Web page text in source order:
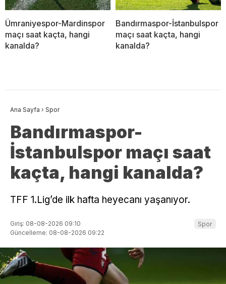
Ümraniyespor-Mardinspor
maçı saat kaçta, hangi
kanalda?
Bandırmaspor-İstanbulspor
maçı saat kaçta, hangi
kanalda?
Ana Sayfa › Spor
Bandırmaspor-
İstanbulspor maçı saat
kaçta, hangi kanalda?
TFF 1.Lig’de ilk hafta heyecanı yaşanıyor.
Giriş: 08-08-2026 09:10
Güncelleme: 08-08-2026 09:22
Spor